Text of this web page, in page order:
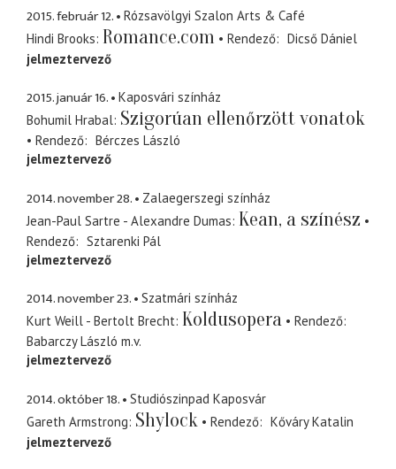
2015. február 12.
Rózsavölgyi Szalon Arts & Café
Hindi Brooks Romance.com Rendező
Dicső Dániel
jelmeztervező
2015. január 16.
Kaposvári színház
Bohumil Hrabal Szigorúan ellenőrzött vonatok
Rendező
Bérczes László
jelmeztervező
2014. november 28.
Zalaegerszegi színház
Jean-Paul Sartre - Alexandre Dumas Kean, a színész
Rendező
Sztarenki Pál
jelmeztervező
2014. november 23.
Szatmári színház
Kurt Weill - Bertolt Brecht Koldusopera
Rendező
Babarczy László m.v.
jelmeztervező
2014. október 18.
Studiószinpad Kaposvár
Gareth Armstrong Shylock Rendező
Kőváry Katalin
jelmeztervező